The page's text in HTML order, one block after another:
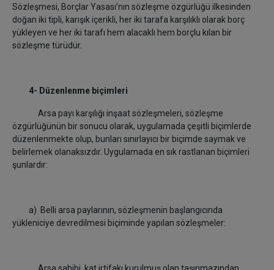
Sözleşmesi, Borçlar Yasası’nın sözleşme özgürlüğü ilkesinden
doğan iki tipli, karışık içerikli, her iki tarafa karşılıklı olarak borç
yükleyen ve her iki tarafı hem alacaklı hem borçlu kılan bir
sözleşme türüdür.
4- Düzenlenme biçimleri
Arsa payı karşılığı inşaat sözleşmeleri, sözleşme
özgürlüğünün bir sonucu olarak, uygulamada çeşitli biçimlerde
düzenlenmekte olup, bunları sınırlayıcı bir biçimde saymak ve
belirlemek olanaksızdır. Uygulamada en sık rastlanan biçimleri
şunlardır:
a) Belli arsa paylarının, sözleşmenin başlangıcında
yükleniciye devredilmesi biçiminde yapılan sözleşmeler: